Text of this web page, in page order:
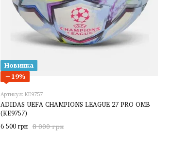
Новинка
−19%
Артикул: KE9757
ADIDAS UEFA CHAMPIONS LEAGUE 27 PRO OMB
(KE9757)
8 000 грн
6 500 грн